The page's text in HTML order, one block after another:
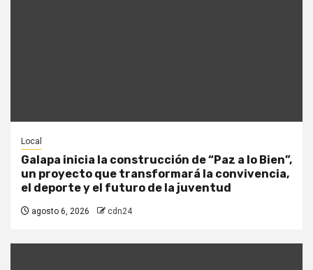
Local
Galapa inicia la construcción de “Paz a lo Bien”,
un proyecto que transformará la convivencia,
el deporte y el futuro de la juventud
agosto 6, 2026 cdn24